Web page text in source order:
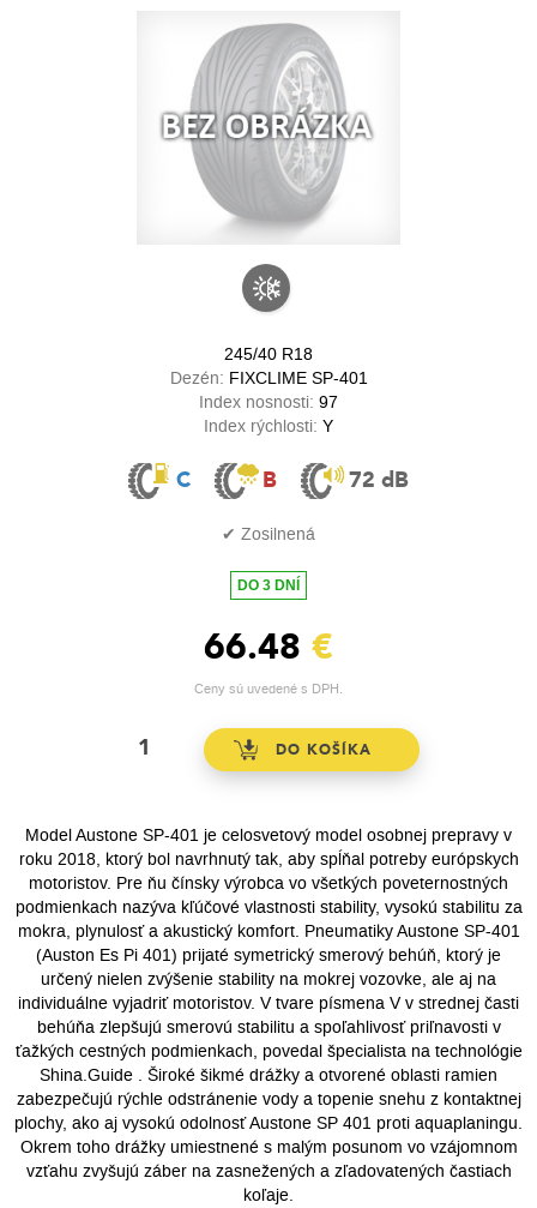
245/40 R18
Dezén: FIXCLIME SP-401
Index nosnosti: 97
Index rýchlosti: Y
C B 72 dB
✔ Zosilnená
DO 3 DNÍ
66.48 €
Ceny sú uvedené s DPH.
Model Austone SP-401 je celosvetový model osobnej prepravy v
roku 2018, ktorý bol navrhnutý tak, aby spĺňal potreby európskych
motoristov. Pre ňu čínsky výrobca vo všetkých poveternostných
podmienkach nazýva kľúčové vlastnosti stability, vysokú stabilitu za
mokra, plynulosť a akustický komfort. Pneumatiky Austone SP-401
(Auston Es Pi 401) prijaté symetrický smerový behúň, ktorý je
určený nielen zvýšenie stability na mokrej vozovke, ale aj na
individuálne vyjadriť motoristov. V tvare písmena V v strednej časti
behúňa zlepšujú smerovú stabilitu a spoľahlivosť priľnavosti v
ťažkých cestných podmienkach, povedal špecialista na technológie
Shina.Guide . Široké šikmé drážky a otvorené oblasti ramien
zabezpečujú rýchle odstránenie vody a topenie snehu z kontaktnej
plochy, ako aj vysokú odolnosť Austone SP 401 proti aquaplaningu.
Okrem toho drážky umiestnené s malým posunom vo vzájomnom
vzťahu zvyšujú záber na zasnežených a zľadovatených častiach
koľaje.